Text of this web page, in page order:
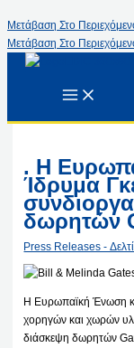
Μετάβαση Στο
Μετάβαση Στο
. Η
Ίδρυμα
δωρητών
Press Releases -
Η Ευρωπαϊκή Ένωση
χορηγών και χωρών
διάσκεψη δωρητών